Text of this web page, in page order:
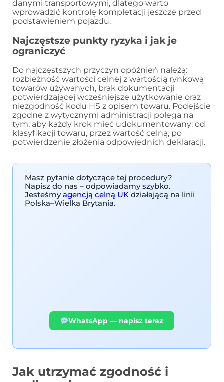
danymi transportowymi, dlatego warto
wprowadzić kontrolę kompletacji jeszcze przed
podstawieniem pojazdu.
Najczęstsze punkty ryzyka i jak je
ograniczyć
Do najczęstszych przyczyn opóźnień należą:
rozbieżność wartości celnej z wartością rynkową
towarów używanych, brak dokumentacji
potwierdzającej wcześniejsze użytkowanie oraz
niezgodność kodu HS z opisem towaru. Podejście
zgodne z wytycznymi administracji polega na
tym, aby każdy krok mieć udokumentowany: od
klasyfikacji towaru, przez wartość celną, po
potwierdzenie złożenia odpowiednich deklaracji.
Masz pytanie dotyczące tej procedury?
Napisz do nas – odpowiadamy szybko.
Jesteśmyagencją celną UK działającą na linii
Polska–Wielka Brytania.
WhatsApp — napisz teraz
Jak utrzymać zgodność i